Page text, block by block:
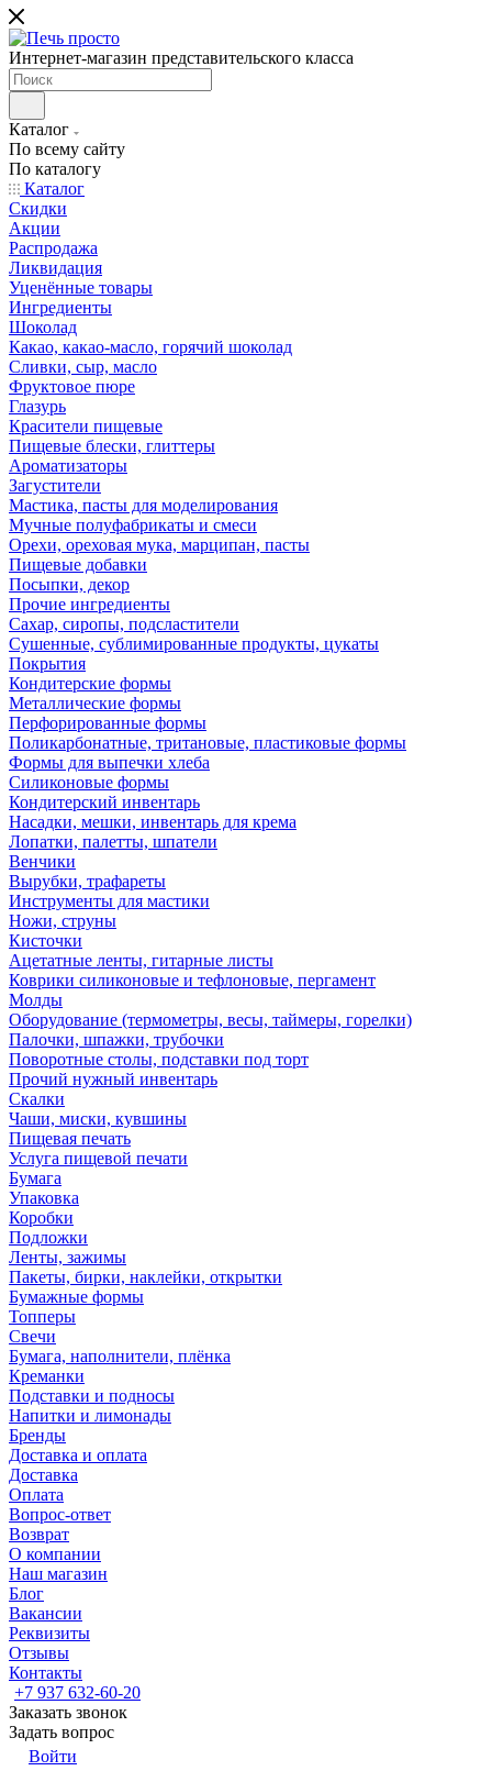
Интернет-магазин представительского класса
Каталог
По всему сайту
По каталогу
Каталог
Скидки
Акции
Распродажа
Ликвидация
Уценённые товары
Ингредиенты
Шоколад
Какао, какао-масло, горячий шоколад
Сливки, сыр, масло
Фруктовое пюре
Глазурь
Красители пищевые
Пищевые блески, глиттеры
Ароматизаторы
Загустители
Мастика, пасты для моделирования
Мучные полуфабрикаты и смеси
Орехи, ореховая мука, марципан, пасты
Пищевые добавки
Посыпки, декор
Прочие ингредиенты
Сахар, сиропы, подсластители
Сушенные, сублимированные продукты, цукаты
Покрытия
Кондитерские формы
Металлические формы
Перфорированные формы
Поликарбонатные, тритановые, пластиковые формы
Формы для выпечки хлеба
Силиконовые формы
Кондитерский инвентарь
Насадки, мешки, инвентарь для крема
Лопатки, палетты, шпатели
Венчики
Вырубки, трафареты
Инструменты для мастики
Ножи, струны
Кисточки
Ацетатные ленты, гитарные листы
Коврики силиконовые и тефлоновые, пергамент
Молды
Оборудование (термометры, весы, таймеры, горелки)
Палочки, шпажки, трубочки
Поворотные столы, подставки под торт
Прочий нужный инвентарь
Скалки
Чаши, миски, кувшины
Пищевая печать
Услуга пищевой печати
Бумага
Упаковка
Коробки
Подложки
Ленты, зажимы
Пакеты, бирки, наклейки, открытки
Бумажные формы
Топперы
Свечи
Бумага, наполнители, плёнка
Креманки
Подставки и подносы
Напитки и лимонады
Бренды
Доставка и оплата
Доставка
Оплата
Вопрос-ответ
Возврат
О компании
Наш магазин
Блог
Вакансии
Реквизиты
Отзывы
Контакты
+7 937 632-60-20
Заказать звонок
Задать вопрос
Войти